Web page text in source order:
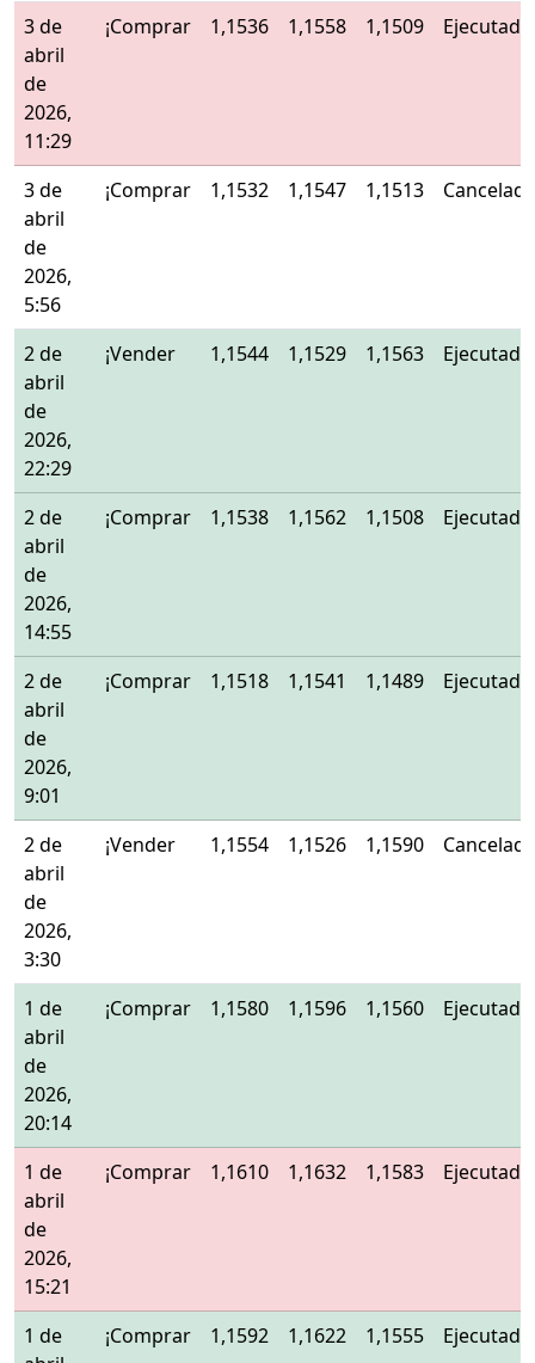
3 de
abril
de
2026,
11:29
¡Comprar 1,1536 1,1558 1,1509 Ejecutado
3 de
abril
de
2026,
5:56
¡Comprar 1,1532 1,1547 1,1513
2 de
abril
de
2026,
22:29
¡Vender 1,1544 1,1529 1,1563 Ejecutado
2 de
abril
de
2026,
14:55
¡Comprar 1,1538 1,1562 1,1508 Ejecutado
2 de
abril
de
2026,
9:01
¡Comprar 1,1518 1,1541 1,1489 Ejecutado
2 de
abril
de
2026,
3:30
¡Vender 1,1554 1,1526 1,1590
1 de
abril
de
2026,
20:14
¡Comprar 1,1580 1,1596 1,1560 Ejecutado
1 de
abril
de
2026,
15:21
¡Comprar 1,1610 1,1632 1,1583 Ejecutado
1 de
¡Comprar 1,1592 1,1622 1,1555 Ejecutado